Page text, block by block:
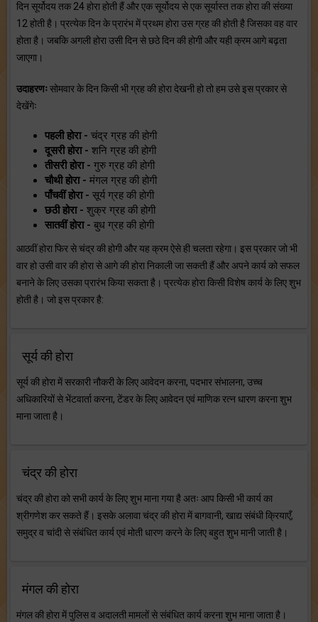
दिन सूर्योदय तक 24 होरा होती हैं और एक सूर्योदय से एक सूर्यास्त तक होरा की संख्या
12 होती है। प्रत्येक दिन के प्रारंभ में प्रथम होरा उस ग्रह की होती है जिसका वह वार
होता है। जबकि अगली होरा उसी दिन से छठे दिन की होगी और यही क्रम आगे बढ़ता
जाएगा।
उदाहरणःसोमवार के दिन किसी भी ग्रह की होरा देखनी हो तो हम उसे इस प्रकार से
देखेंगेः
पहली होरा - चंद्र ग्रह की होगी
दूसरी होरा - शनि ग्रह की होगी
तीसरी होरा - गुरु ग्रह की होगी
चौथी होरा - मंगल ग्रह की होगी
पाँचवीं होरा - सूर्य ग्रह की होगी
छठी होरा - शुक्र ग्रह की होगी
सातवीं होरा - बुध ग्रह की होगी
आठवीं होरा फिर से चंद्र की होगी और यह क्रम ऐसे ही चलता रहेगा। इस प्रकार जो भी
वार हो उसी वार की होरा से आगे की होरा निकाली जा सकती हैं और अपने कार्य को सफल
बनाने के लिए उसका प्रारंभ किया सकता है। प्रत्येक होरा किसी विशेष कार्य के लिए शुभ
होती है। जो इस प्रकार है:
सूर्य की होरा
सूर्य की होरा में सरकारी नौकरी के लिए आवेदन करना, पदभार संभालना, उच्च
अधिकारियों से भेंटवार्ता करना, टेंडर के लिए आवेदन एवं माणिक रत्न धारण करना शुभ
माना जाता है।
चंद्र की होरा
चंद्र की होरा को सभी कार्य के लिए शुभ माना गया है अतः आप किसी भी कार्य का
श्रीगणेश कर सकते हैं। इसके अलावा चंद्र की होरा में बागवानी, खाद्य संबंधी क्रियाएँ,
समुद्र व चांदी से संबंधित कार्य एवं मोती धारण करने के लिए बहुत शुभ मानी जाती है।
मंगल की होरा
मंगल की होरा में पुलिस व अदालती मामलों से संबंधित कार्य करना शुभ माना जाता है।